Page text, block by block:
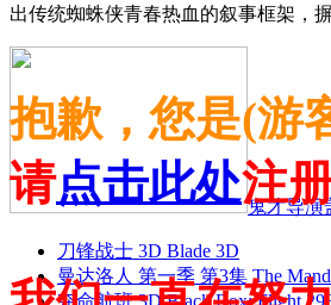
出传统蜘蛛侠青春热血的叙事框架，
鬼才导演
刀锋战士 3D Blade 3D
曼达洛人 第一季 第3集 The
夺命航班 3D Black Box: Flight
抱歉，您是(游
请点击此处注